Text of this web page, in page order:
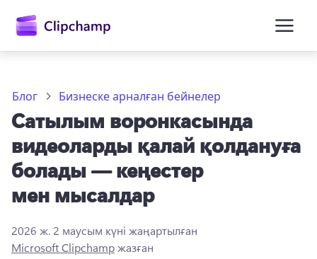
Тегін қолданып көру
Блог Бизнеске арналған бейнелер
Сатылым воронкасында
видеоларды қалай қолдануға
болады — кеңестер
мен мысалдар
2026 ж. 2 маусым күні жаңартылған
Microsoft Clipchampжазған